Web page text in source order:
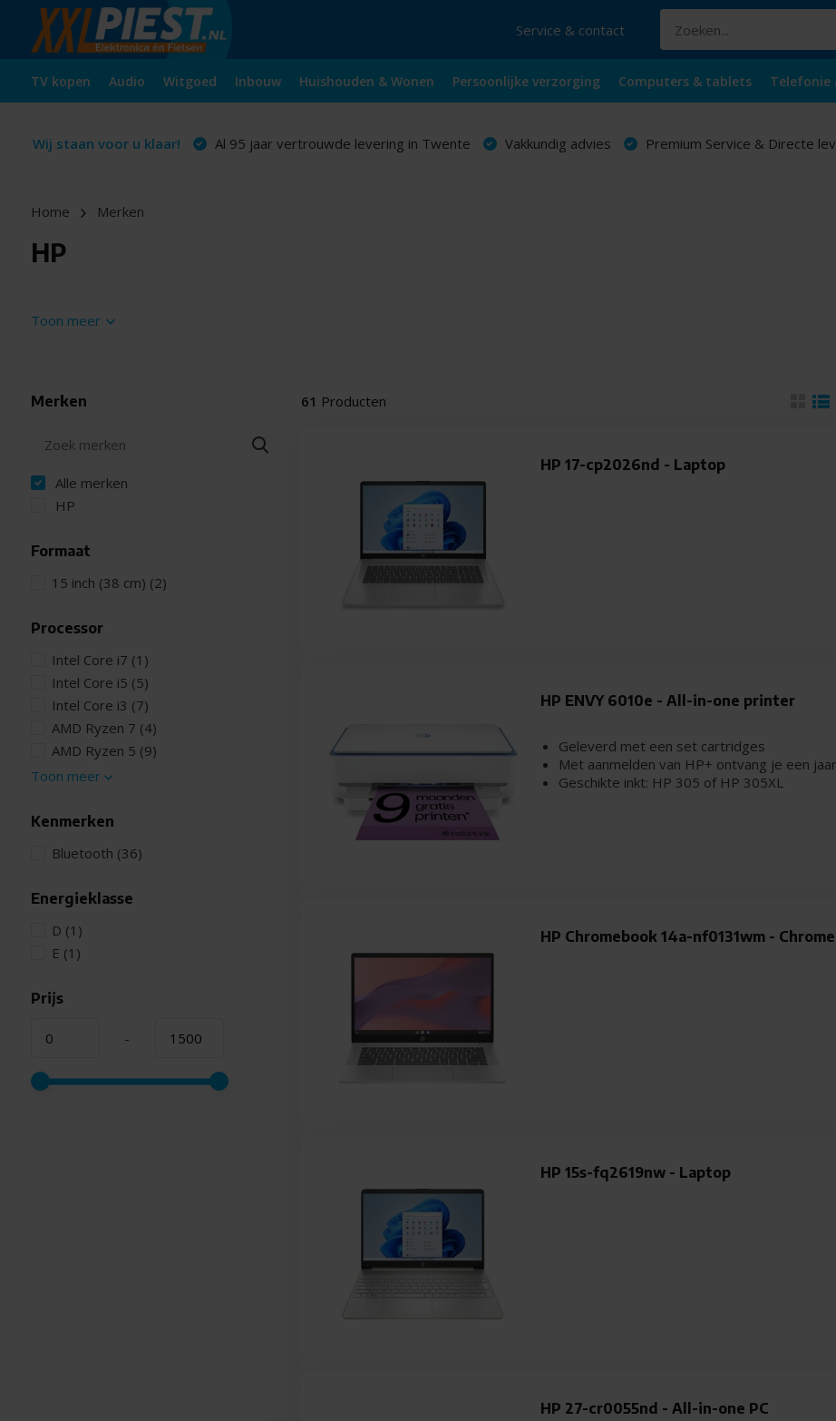
Service & contact
TV kopen Audio Witgoed Inbouw Huishouden & Wonen Persoonlijke verzorging Computers & tablets Telefonie
Wij staan voor u klaar! Al 95 jaar vertrouwde levering in Twente Vakkundig advies Premium Service & Directe
Home Merken
HP
Toon meer
Merken
Alle merken
HP
Formaat
15 inch (38 cm) (2)
Processor
Intel Core i7 (1)
Intel Core i5 (5)
Intel Core i3 (7)
AMD Ryzen 7 (4)
AMD Ryzen 5 (9)
Toon meer
Kenmerken
Bluetooth (36)
Energieklasse
D (1)
E (1)
Prijs
-
61 Producten
HP 17-cp2026nd - Laptop
HP ENVY 6010e - All-in-one printer
Geleverd met een set cartridges
Met aanmelden van HP+ ontvang je een
Geschikte inkt: HP 305 of HP 305XL
HP Chromebook 14a-nf0131wm -
HP 15s-fq2619nw - Laptop
HP 27-cr0055nd - All-in-one PC